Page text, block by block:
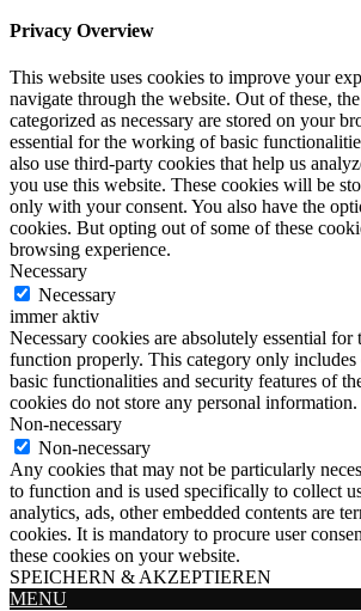
Privacy Overview
This website uses cookies to improve your
navigate through the website. Out of these,
categorized as necessary are stored on your
essential for the working of basic
also use third-party cookies that help us
you use this website. These cookies will be
only with your consent. You also have the
cookies. But opting out of some of these
browsing experience.
Necessary
Necessary
immer aktiv
Necessary cookies are absolutely essential for
function properly. This category only includes
basic functionalities and security features of
cookies do not store any personal information.
Non-necessary
Non-necessary
Any cookies that may not be particularly
to function and is used specifically to collect
analytics, ads, other embedded contents are
cookies. It is mandatory to procure user
these cookies on your website.
SPEICHERN & AKZEPTIEREN
MENU